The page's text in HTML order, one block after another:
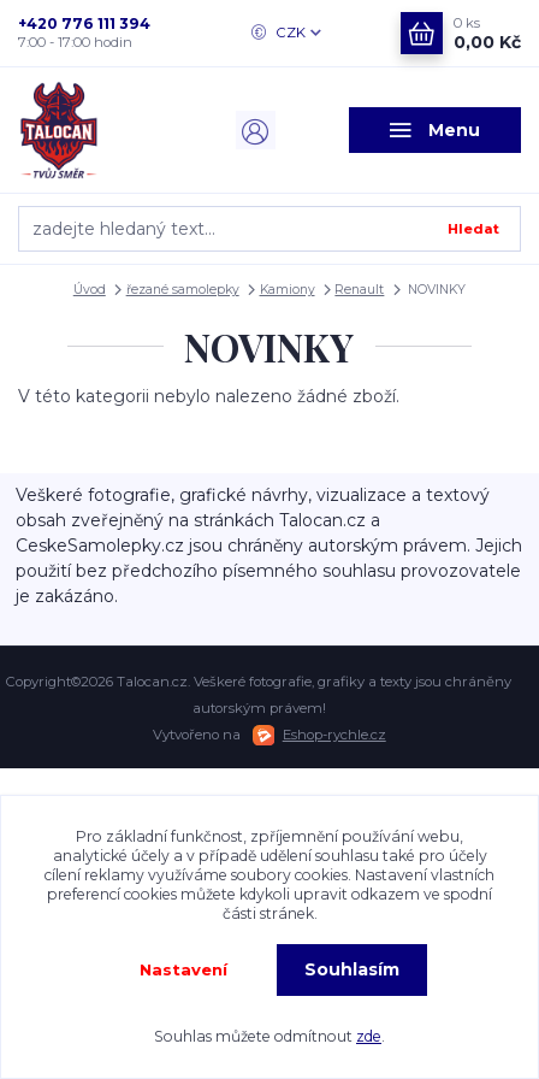
Menu
CZK
Hledat
+420 776 111 394
7:00 - 17:00 hodin
0 ks
0,00 Kč
Úvod řezané samolepky Kamiony Renault NOVINKY
NOVINKY
V této kategorii nebylo nalezeno žádné zboží.
Veškeré fotografie, grafické návrhy, vizualizace a textový
obsah zveřejněný na stránkách Talocan.cz a
CeskeSamolepky.cz jsou chráněny autorským právem. Jejich
použití bez předchozího písemného souhlasu provozovatele
je zakázáno.
Copyright©2026 Talocan.cz. Veškeré fotografie, grafiky a texty jsou chráněny
autorským právem!
Vytvořeno na
Eshop-rychle.cz
Pro základní funkčnost, zpříjemnění používání webu,
analytické účely a v případě udělení souhlasu také pro účely
cílení reklamy využíváme soubory cookies. Nastavení vlastních
preferencí cookies můžete kdykoli upravit odkazem ve spodní
části stránek.
Nastavení Souhlasím
Souhlas můžete odmítnout zde